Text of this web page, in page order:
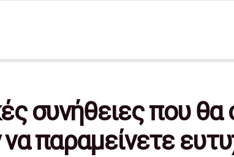
συνήθειες που θα
παραμείνετε